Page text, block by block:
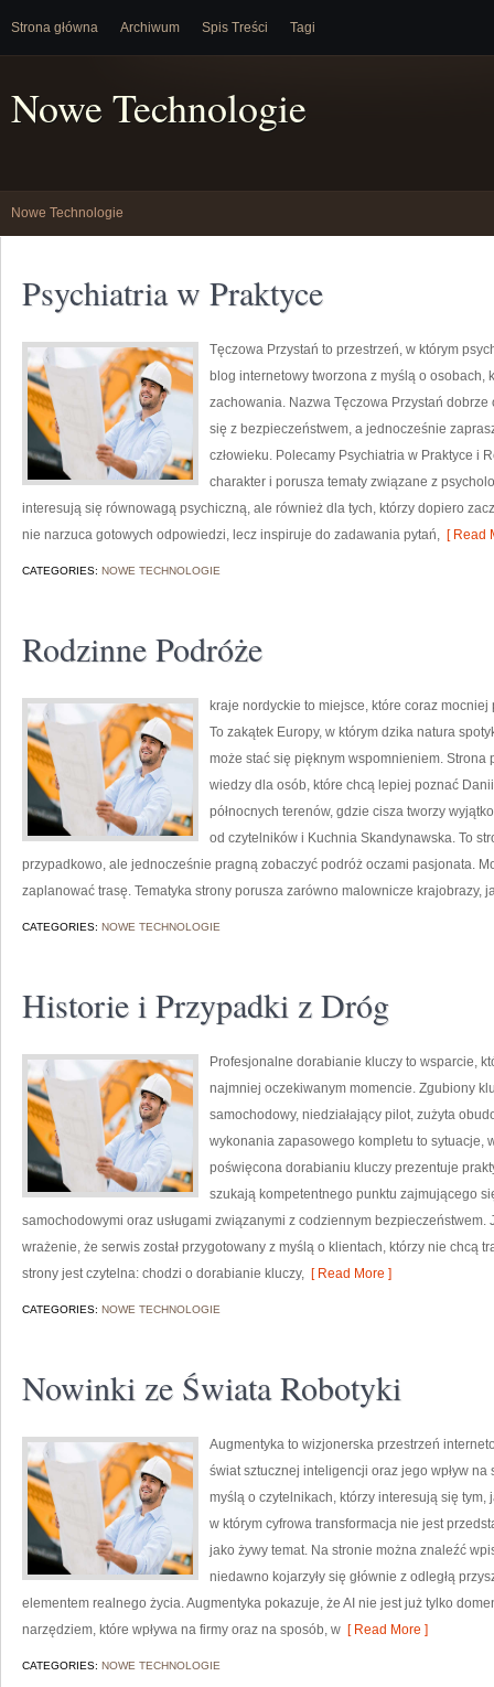
Strona główna Archiwum Spis Treści Tagi
Nowe Technologie
Nowe Technologie
Psychiatria w Praktyce
Tęczowa Przystań to przestrzeń, w którym
blog internetowy tworzona z myślą o osobach,
zachowania. Nazwa Tęczowa Przystań
się z bezpieczeństwem, a jednocześnie
człowieku. Polecamy Psychiatria w Praktyce i
charakter i porusza tematy związane z
interesują się równowagą psychiczną, ale również dla tych, którzy dopiero
nie narzuca gotowych odpowiedzi, lecz inspiruje do zadawania pytań, [ Read
CATEGORIES: NOWE TECHNOLOGIE
Rodzinne Podróże
kraje nordyckie to miejsce, które coraz
To zakątek Europy, w którym dzika natura
może stać się pięknym wspomnieniem.
wiedzy dla osób, które chcą lepiej poznać
północnych terenów, gdzie cisza tworzy
od czytelników i Kuchnia Skandynawska. To
przypadkowo, ale jednocześnie pragną zobaczyć podróż oczami pasjonata.
zaplanować trasę. Tematyka strony porusza zarówno malownicze krajobrazy,
CATEGORIES: NOWE TECHNOLOGIE
Historie i Przypadki z Dróg
Profesjonalne dorabianie kluczy to wsparcie,
najmniej oczekiwanym momencie. Zgubiony
samochodowy, niedziałający pilot, zużyta
wykonania zapasowego kompletu to sytuacje,
poświęcona dorabianiu kluczy prezentuje
szukają kompetentnego punktu zajmującego
samochodowymi oraz usługami związanymi z codziennym
wrażenie, że serwis został przygotowany z myślą o klientach, którzy nie chcą
strony jest czytelna: chodzi o dorabianie kluczy, [ Read More ]
CATEGORIES: NOWE TECHNOLOGIE
Nowinki ze Świata Robotyki
Augmentyka to wizjonerska przestrzeń
świat sztucznej inteligencji oraz jego wpływ na
myślą o czytelnikach, którzy interesują się
w którym cyfrowa transformacja nie jest
jako żywy temat. Na stronie można znaleźć
niedawno kojarzyły się głównie z odległą
elementem realnego życia. Augmentyka pokazuje, że AI nie jest już tylko
narzędziem, które wpływa na firmy oraz na sposób, w [ Read More ]
CATEGORIES: NOWE TECHNOLOGIE